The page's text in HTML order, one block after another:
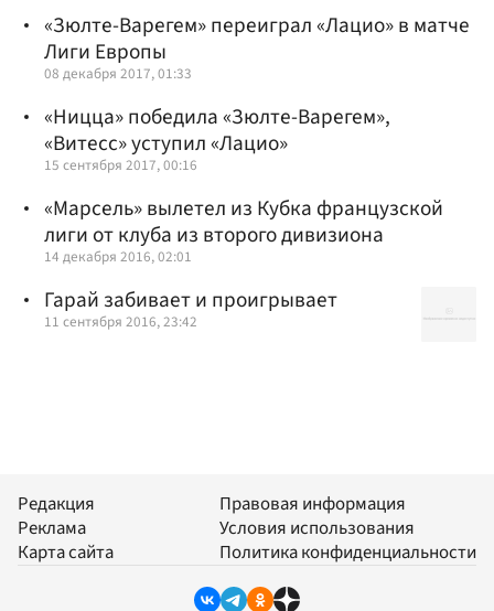
«Зюлте-Варегем» переиграл «Лацио» в матче
Лиги Европы
08 декабря 2017, 01:33
«Ницца» победила «Зюлте-Варегем»,
«Витесс» уступил «Лацио»
15 сентября 2017, 00:16
«Марсель» вылетел из Кубка французской
лиги от клуба из второго дивизиона
14 декабря 2016, 02:01
Гарай забивает и проигрывает
11 сентября 2016, 23:42
Редакция
Реклама
Карта сайта
Правовая информация
Условия использования
Политика конфиденциальности